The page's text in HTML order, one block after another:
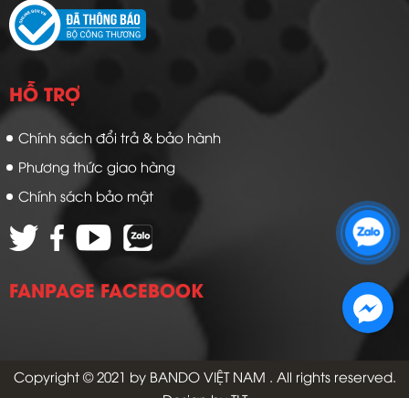
HỖ TRỢ
Chính sách đổi trả & bảo hành
Phương thức giao hàng
Chính sách bảo mật
FANPAGE FACEBOOK
Copyright © 2021 by BANDO VIỆT NAM . All rights reserved.
Zalo 2: 0972 14 9900